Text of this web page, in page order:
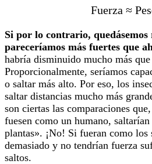
Fuerza ≈
Si por lo contrario,
pareceríamos más fuertes que
habría disminuido mucho más
Proporcionalmente, seríamos
o saltar más alto. Por eso, los
saltar distancias mucho más
son ciertas las comparaciones
fuesen como un humano,
plantas». ¡No! Si fueran como los
demasiado y no tendrían fuerza
saltos.